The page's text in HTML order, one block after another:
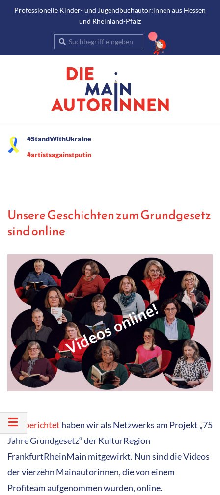
GeheProfessionelle Kinder- und Jugendbuchautor:innen aus Hessen
und Rheinland-Pfalz
Suche
Navigation
#StandWithUkraine
#artistsagainstputin
Unsere Geschichten zum Grundgesetz
sind online
Wie berichtet haben wir als Netzwerks am Projekt „75
Jahre Grundgesetz“ der KulturRegion
FrankfurtRheinMain mitgewirkt. Nun sind die Videos
der vierzehn Mainautorinnen, die von einem
Profiteam aufgenommen wurden, online.